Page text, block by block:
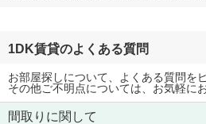
1DK賃貸のよくある質問
お部屋探しについて、よくある質問を
その他ご不明点については、お気軽に
間取りに関して